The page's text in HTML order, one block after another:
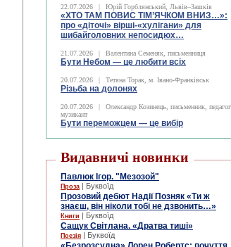
22.07.2026 | Юрій Горблянський, Львів–Зашків
«ХТО ТАМ ПОВИС ТІМ’ЯЧКОМ ВНИЗ…»:
про «діточі» вірші-«хулігани» для
шибайголовних непосидюх…
21.07.2026 | Валентина Семеняк, письменниця
Бути Небом ― це любити всіх
20.07.2026 | Тетяна Торак, м. Івано-Франківськ
Різьба на долонях
20.07.2026 |
Олександр Козинець, письменник,
музикант
Бути переможцем — це вибір
Видавничі новинки
Павлюк Ігор. "Мезозой"
Проза | Буквоїд
Прозовий дебют Надії Позняк «Ти ж
знаєш, він ніколи тобі не дзвонить…»
Книги | Буквоїд
Сащук Світлана. «Дратва тиші»
Поезія | Буквоїд